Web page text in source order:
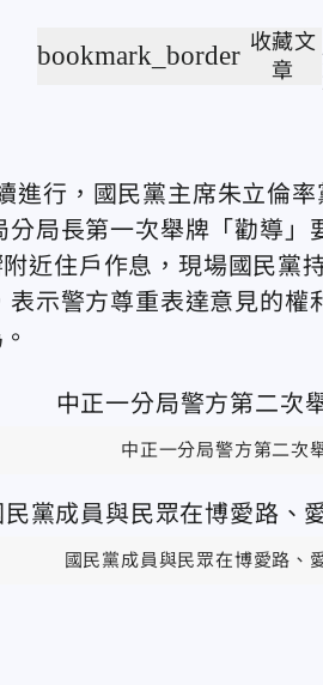
bookmark_border 收藏文
章
進行，國民黨主席朱立倫率
局長第一次舉牌「勸導」
近住戶作息，現場國民黨
示警方尊重表達意見的權
中正一分局警方第二次
國民黨成員與民眾在博愛路、